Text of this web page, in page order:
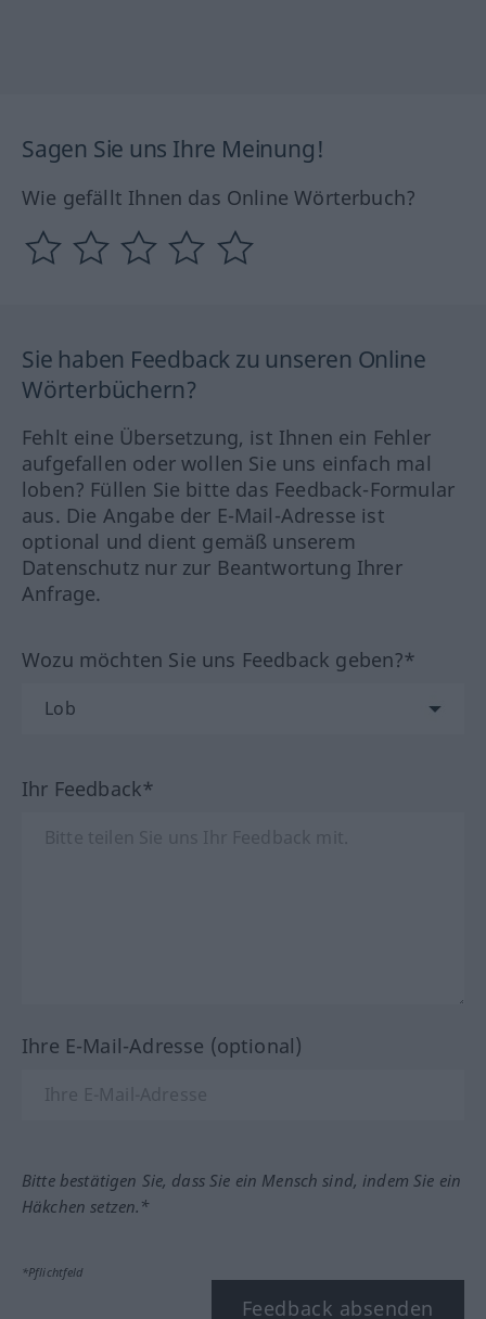
Sagen Sie uns Ihre Meinung!
Wie gefällt Ihnen das Online Wörterbuch?
Sie haben Feedback zu unseren Online
Wörterbüchern?
Fehlt eine Übersetzung, ist Ihnen ein Fehler
aufgefallen oder wollen Sie uns einfach mal
loben? Füllen Sie bitte das Feedback-Formular
aus. Die Angabe der E-Mail-Adresse ist
optional und dient gemäß unserem
Datenschutz nur zur Beantwortung Ihrer
Anfrage.
Wozu möchten Sie uns Feedback geben?*
Ihr Feedback*
Ihre E-Mail-Adresse (optional)
Bitte bestätigen Sie, dass Sie ein Mensch sind, indem Sie ein
Häkchen setzen.*
*Pflichtfeld
Feedback absenden